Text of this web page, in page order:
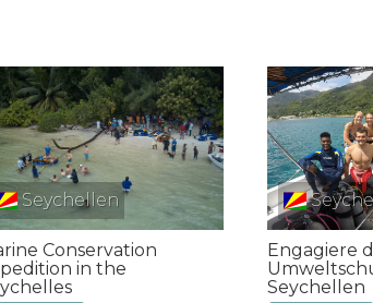
Seychellen
Conservation
in the
Engagiere
Seychellen